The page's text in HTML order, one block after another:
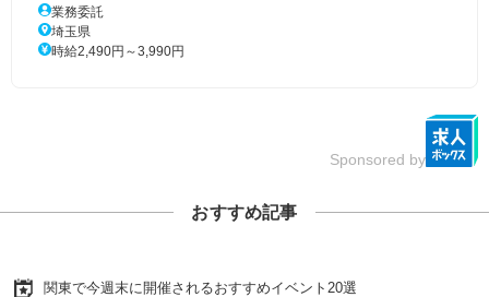
業務委託
埼玉県
時給2,490円～3,990円
Sponsored by
おすすめ記事
関東で今週末に開催されるおすすめイベント20選